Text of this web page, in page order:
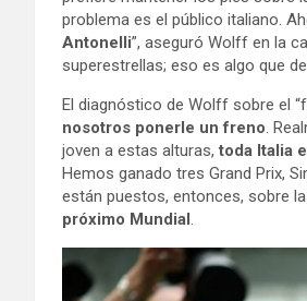
problema es el público italiano.
Antonelli”, aseguró Wolff en la
superestrellas; eso es algo que
El diagnóstico de Wolff sobre el
nosotros ponerle un freno.
joven a estas alturas,toda Italia
Hemos ganado tres Grand Prix,
están puestos, entonces, sobre
próximo Mundial.